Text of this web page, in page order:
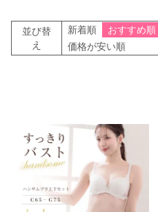
並び替
え
新着順 おすすめ順
価格が安い順